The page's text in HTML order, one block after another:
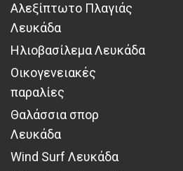
Αλεξίπτωτο Πλαγιάς
Λευκάδα
Ηλιοβασίλεμα Λευκάδα
Οικογενειακές
παραλίες
Θαλάσσια σπορ
Λευκάδα
Wind Surf Λευκάδα